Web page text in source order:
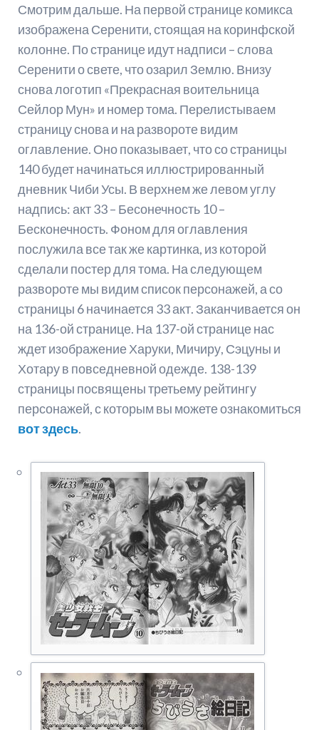
Смотрим дальше. На первой странице комикса
изображена Серенити, стоящая на коринфской
колонне. По странице идут надписи – слова
Серенити о свете, что озарил Землю. Внизу
снова логотип «Прекрасная воительница
Сейлор Мун» и номер тома. Перелистываем
страницу снова и на развороте видим
оглавление. Оно показывает, что со страницы
140 будет начинаться иллюстрированный
дневник Чиби Усы. В верхнем же левом углу
надпись: акт 33 – Бесонечность 10 –
Бесконечность. Фоном для оглавления
послужила все так же картинка, из которой
сделали постер для тома. На следующем
развороте мы видим список персонажей, а со
страницы 6 начинается 33 акт. Заканчивается он
на 136-ой странице. На 137-ой странице нас
ждет изображение Харуки, Мичиру, Сэцуны и
Хотару в повседневной одежде. 138-139
страницы посвящены третьему рейтингу
персонажей, с которым вы можете ознакомиться
вот здесь.